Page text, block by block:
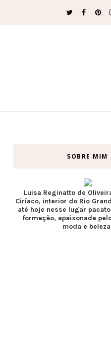
SOBRE MIM
Luisa Reginatto de
Ciríaco, interior do Rio
até hoje nesse lugar
formação, apaixonada
moda e